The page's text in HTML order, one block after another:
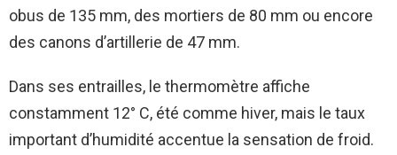
obus de 135 mm, des mortiers de 80 mm ou encore
des canons d’artillerie de 47 mm.
Dans ses entrailles, le thermomètre affiche
constamment 12° C, été comme hiver, mais le taux
important d’humidité accentue la sensation de froid.